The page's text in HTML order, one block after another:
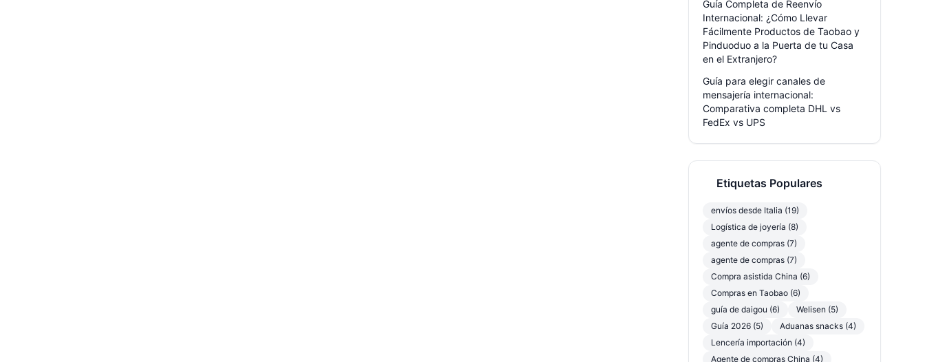
Guía Completa de Reenvío
Internacional: ¿Cómo Llevar
Fácilmente Productos de Taobao y
Pinduoduo a la Puerta de tu Casa
en el Extranjero?
Guía para elegir canales de
mensajería internacional:
Comparativa completa DHL vs
FedEx vs UPS
Etiquetas Populares
envíos desde Italia (19)
Logística de joyería (8)
agente de compras (7)
agente de compras (7)
Compra asistida China (6)
Compras en Taobao (6)
guía de daigou (6)
Welisen (5)
Guía 2026 (5)
Aduanas snacks (4)
Lencería importación (4)
Agente de compras China (4)